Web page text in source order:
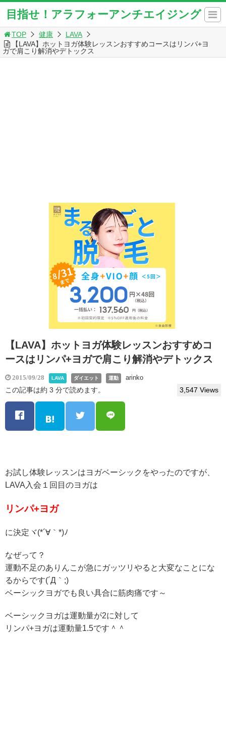
目指せ！アラフォーアンチエイジング
TOP 健康
LAVA
【LAVA】ホットヨガ体験レッスンおすすめコースはリンパ+ヨ
ガで肩こり解消やデトックス
【LAVA】ホットヨガ体験レッスンおすすめコ
ースはリンパ+ヨガで肩こり解消やデトックス
2015/09/28 LAVA ダイエット 運動 arinko
この記事は約 3 分で読めます。 3,547 Views
お試し体験レッスンはヨガベーシックをやったのですが、
LAVA入会１回目のヨガは
リンパ+ヨガ
に決定ヾ(*´∀｀*)ﾉ
なぜって？
運動不足のありんこが急にガッツリやると大変なことにな
るからです(´Д｀;)
ベーシックヨガでも良い具合に筋肉痛です～
ベーシックヨガは運動量が2に対して
リンパ+ヨガは運動量1.5です＾＾